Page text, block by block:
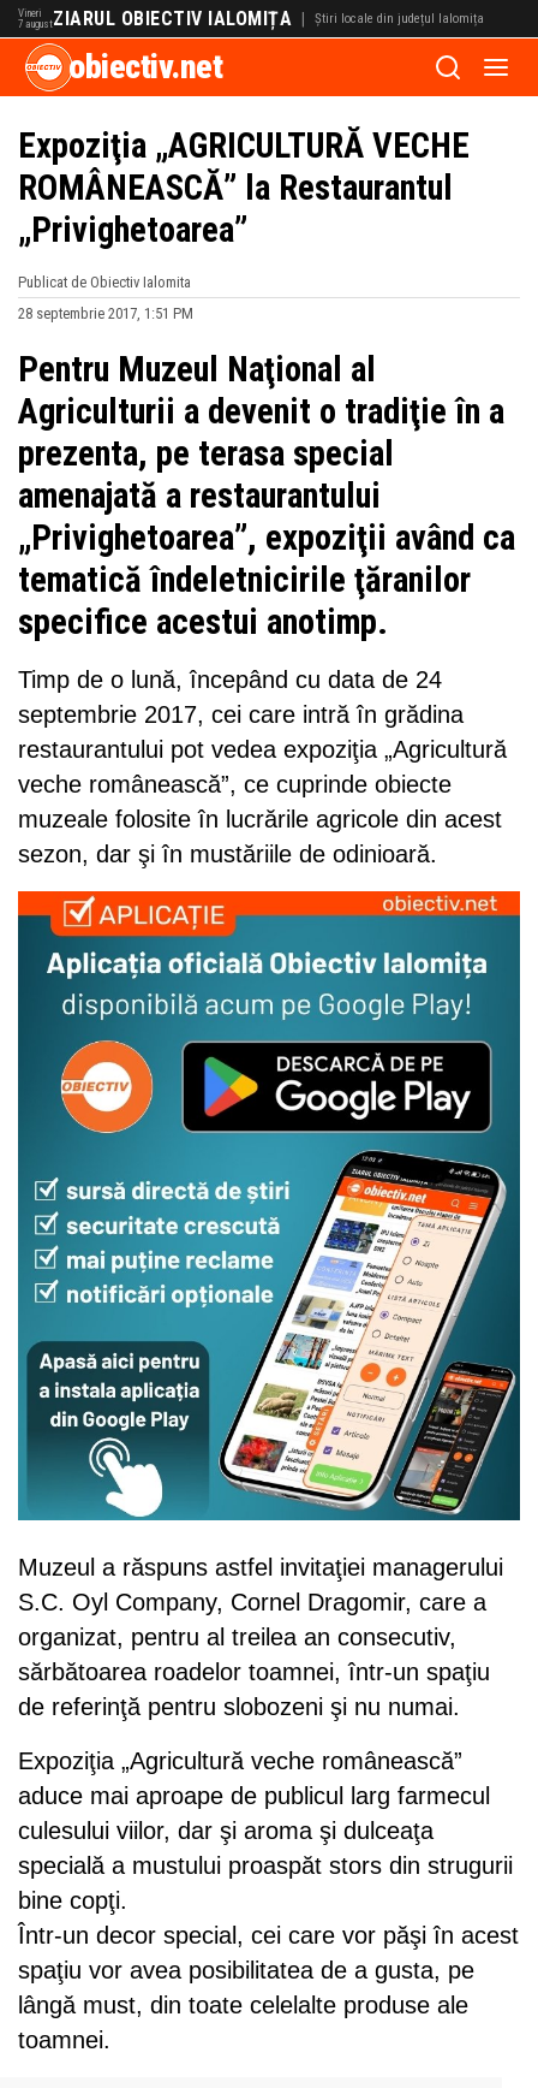
Vineri
7 augustZIARUL OBIECTIV IALOMIȚA | Știri locale din județul Ialomița
obiectiv.net
Expoziţia „AGRICULTURĂ VECHE
ROMÂNEASCĂ” la Restaurantul
„Privighetoarea”
Publicat de Obiectiv Ialomita
28 septembrie 2017, 1:51 PM
Pentru Muzeul Naţional al
Agriculturii a devenit o tradiţie în a
prezenta, pe terasa special
amenajată a restaurantului
„Privighetoarea”, expoziţii având ca
tematică îndeletnicirile ţăranilor
specifice acestui anotimp.
Timp de o lună, începând cu data de 24
septembrie 2017, cei care intră în grădina
restaurantului pot vedea expoziţia „Agricultură
veche românească”, ce cuprinde obiecte
muzeale folosite în lucrările agricole din acest
sezon, dar şi în mustăriile de odinioară.
Muzeul a răspuns astfel invitaţiei managerului
S.C. Oyl Company, Cornel Dragomir, care a
organizat, pentru al treilea an consecutiv,
sărbătoarea roadelor toamnei, într-un spaţiu
de referinţă pentru slobozeni şi nu numai.
Expoziţia „Agricultură veche românească”
aduce mai aproape de publicul larg farmecul
culesului viilor, dar şi aroma şi dulceaţa
specială a mustului proaspăt stors din strugurii
bine copţi.
Într-un decor special, cei care vor păşi în acest
spaţiu vor avea posibilitatea de a gusta, pe
lângă must, din toate celelalte produse ale
toamnei.